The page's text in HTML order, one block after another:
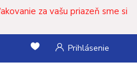
za vašu priazeň sme si
Prihlásenie